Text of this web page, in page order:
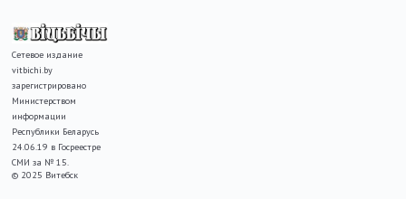
Сетевое издание
vitbichi.by
зарегистрировано
Министерством
информации
Республики Беларусь
24.06.19 в Госреестре
СМИ за № 15.
© 2025 Витебск